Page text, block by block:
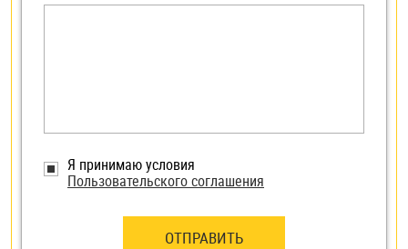
Я принимаю условия
Пользовательского соглашения
ОТПРАВИТЬ